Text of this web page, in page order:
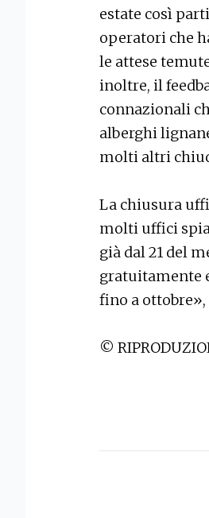
estate così
operatori che
le attese
inoltre, il
connazionali
alberghi
molti altri
La chiusura
molti uffici
già dal 21 del
gratuitamente
fino a
©